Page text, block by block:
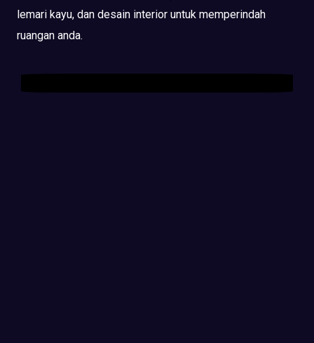
lemari kayu, dan desain interior untuk memperindah
ruangan anda.